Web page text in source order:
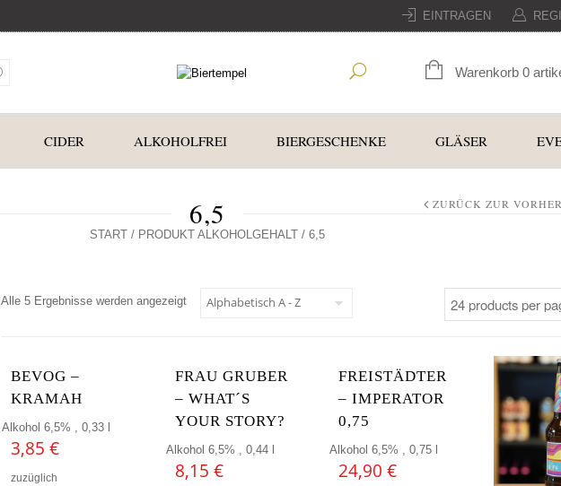
EINTRAGEN
Warenkorb 0
CIDER ALKOHOLFREI BIERGESCHENKE GLÄSER
6,5
START / PRODUKT ALKOHOLGEHALT / 6,5
ZURÜCK ZUR
Alle 5 Ergebnisse werden angezeigt
BEVOG –
KRAMAH
Alkohol 6,5% , 0,33 l
3,85 €
zuzüglich
FRAU GRUBER
– WHAT´S
YOUR STORY?
Alkohol 6,5% , 0,44 l
8,15 €
FREISTÄDTER
– IMPERATOR
0,75
Alkohol 6,5% , 0,75 l
24,90 €